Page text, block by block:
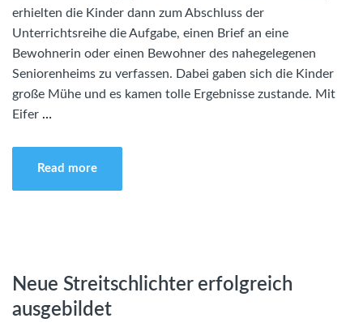
erhielten die Kinder dann zum Abschluss der
Unterrichtsreihe die Aufgabe, einen Brief an eine
Bewohnerin oder einen Bewohner des nahegelegenen
Seniorenheims zu verfassen. Dabei gaben sich die Kinder
große Mühe und es kamen tolle Ergebnisse zustande. Mit
Eifer …
Read more
Neue Streitschlichter erfolgreich
ausgebildet